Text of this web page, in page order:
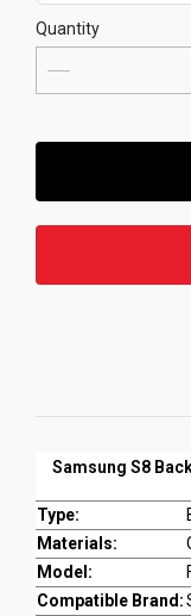
Samsung S8
Type:
Materials:
Model:
Compatible Brand:
Quantity